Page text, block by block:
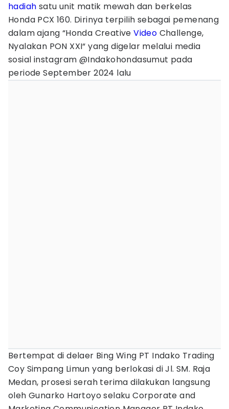
hadiah satu unit matik mewah dan berkelas
Honda PCX 160. Dirinya terpilih sebagai pemenang
dalam ajang “Honda CreativeVideo Challenge,
Nyalakan PON XXI“ yang digelar melalui media
sosial instagram @Indakohondasumut pada
periode September 2024 lalu
Bertempat di delaer Bing Wing PT Indako Trading
Coy Simpang Limun yang berlokasi di Jl. SM. Raja
Medan, prosesi serah terima dilakukan langsung
oleh Gunarko Hartoyo selaku Corporate and